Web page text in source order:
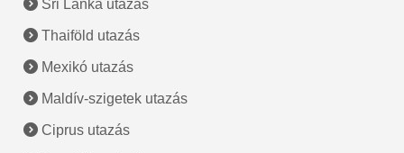
Sri Lanka utazás
Thaiföld utazás
Mexikó utazás
Maldív-szigetek utazás
Ciprus utazás